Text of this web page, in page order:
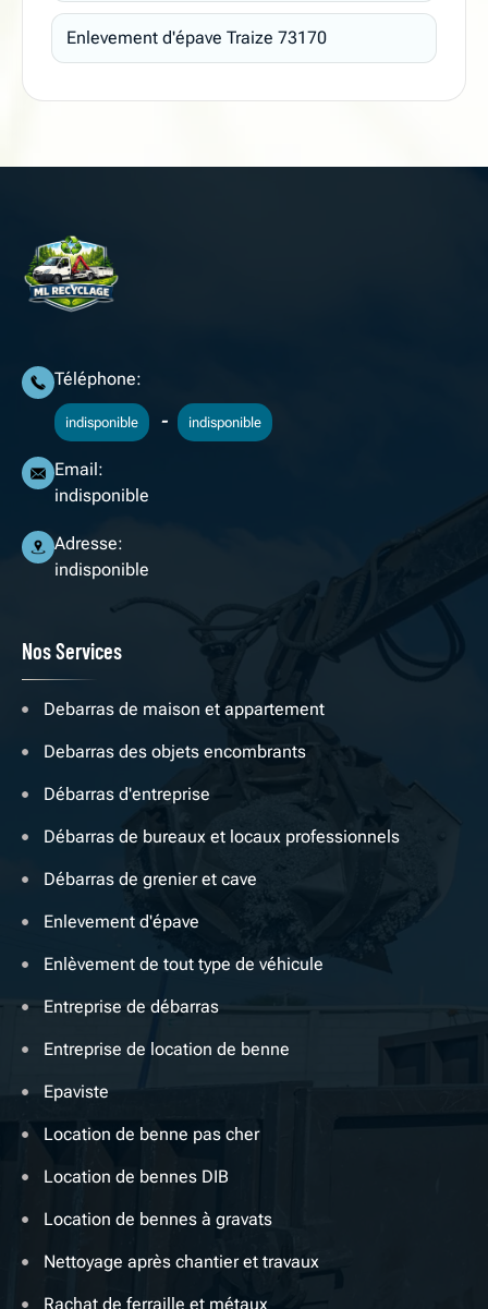
Enlevement d'épave Traize 73170
Téléphone:
indisponible - indisponible
Email:
indisponible
Adresse:
indisponible
Nos Services
Debarras de maison et appartement
Debarras des objets encombrants
Débarras d'entreprise
Débarras de bureaux et locaux professionnels
Débarras de grenier et cave
Enlevement d'épave
Enlèvement de tout type de véhicule
Entreprise de débarras
Entreprise de location de benne
Epaviste
Location de benne pas cher
Location de bennes DIB
Location de bennes à gravats
Nettoyage après chantier et travaux
Rachat de ferraille et métaux